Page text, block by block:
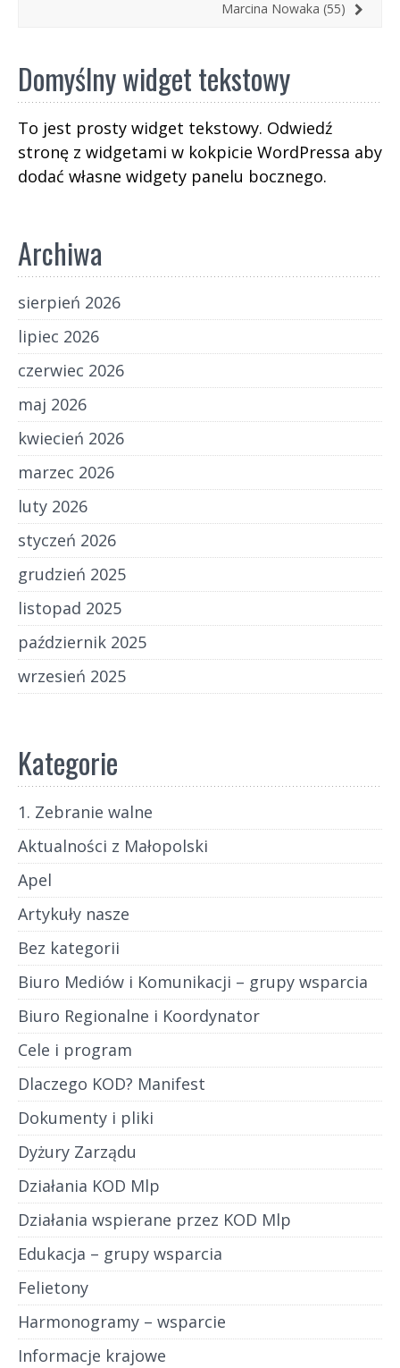
Marcina Nowaka (55)
Domyślny widget tekstowy
To jest prosty widget tekstowy. Odwiedź
stronę z widgetami w kokpicie WordPressa aby
dodać własne widgety panelu bocznego.
Archiwa
sierpień 2026
lipiec 2026
czerwiec 2026
maj 2026
kwiecień 2026
marzec 2026
luty 2026
styczeń 2026
grudzień 2025
listopad 2025
październik 2025
wrzesień 2025
Kategorie
1. Zebranie walne
Aktualności z Małopolski
Apel
Artykuły nasze
Bez kategorii
Biuro Mediów i Komunikacji – grupy wsparcia
Biuro Regionalne i Koordynator
Cele i program
Dlaczego KOD? Manifest
Dokumenty i pliki
Dyżury Zarządu
Działania KOD Mlp
Działania wspierane przez KOD Mlp
Edukacja – grupy wsparcia
Felietony
Harmonogramy – wsparcie
Informacje krajowe